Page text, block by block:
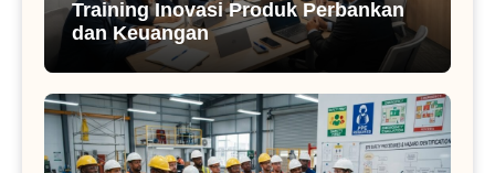
Training Inovasi Produk Perbankan
dan Keuangan